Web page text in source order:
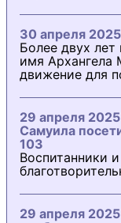
30 апреля
Более двух
имя Архангела
движение для
29 апреля
Самуила
103
Воспитанники
29 апреля